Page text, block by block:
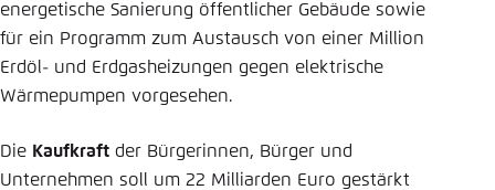
energetische Sanierung öffentlicher Gebäude sowie
für ein Programm zum Austausch von einer Million
Erdöl- und Erdgasheizungen gegen elektrische
Wärmepumpen vorgesehen.
Die Kaufkraft der Bürgerinnen, Bürger und
Unternehmen soll um 22 Milliarden Euro gestärkt